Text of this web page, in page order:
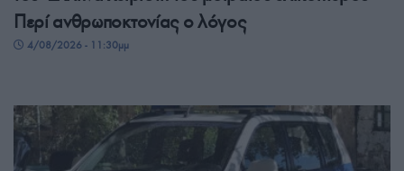
Περί ανθρωποκτονίας ο λόγος
4/08/2026 - 11:30μμ